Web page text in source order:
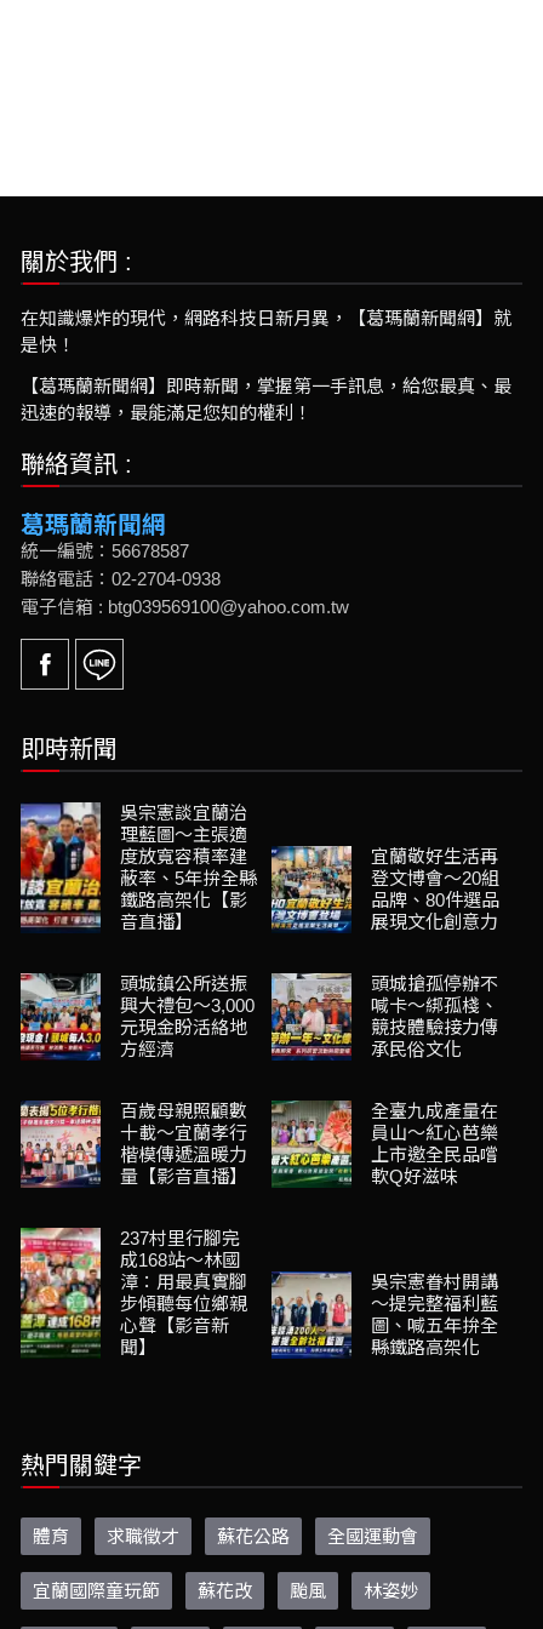
關於我們 :
在知識爆炸的現代，網路科技日新月異，【葛瑪蘭新聞網】就
是快！
【葛瑪蘭新聞網】即時新聞，掌握第一手訊息，給您最真、最
迅速的報導，最能滿足您知的權利！
聯絡資訊 :
葛瑪蘭新聞網
統一編號：56678587
聯絡電話：02-2704-0938
電子信箱 : btg039569100@yahoo.com.tw
即時新聞
吳宗憲談宜蘭治
理藍圖～主張適
度放寬容積率建
蔽率、5年拚全縣
鐵路高架化【影
音直播】
宜蘭敬好生活再
登文博會～20組
品牌、80件選品
展現文化創意力
頭城鎮公所送振
興大禮包～3,000
元現金盼活絡地
方經濟
頭城搶孤停辦不
喊卡～綁孤棧、
競技體驗接力傳
承民俗文化
百歲母親照顧數
十載～宜蘭孝行
楷模傳遞溫暖力
量【影音直播】
全臺九成產量在
員山～紅心芭樂
上市邀全民品嚐
軟Q好滋味
237村里行腳完
成168站～林國
漳：用最真實腳
步傾聽每位鄉親
心聲【影音新
聞】
吳宗憲眷村開講
～提完整福利藍
圖、喊五年拚全
縣鐵路高架化
熱門關鍵字
體育 求職徵才 蘇花公路 全國運動會
宜蘭國際童玩節 蘇花改 颱風 林姿妙